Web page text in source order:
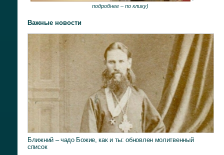
подробнее – по клику)
Важные новости
Ближний – чадо Божие, как и ты: обновлен молитвенный
список